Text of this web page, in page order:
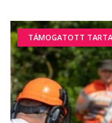
TÁMOGATOTT